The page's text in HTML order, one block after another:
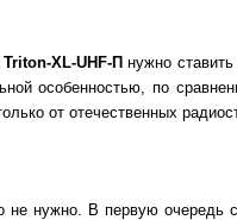
XL-UHF-П нужно
особенностью, по
от отечественных
не нужно. В первую